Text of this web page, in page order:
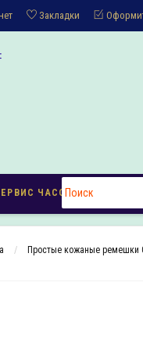
Закладки
ЧАСОВ
Простые кожаные ремешки